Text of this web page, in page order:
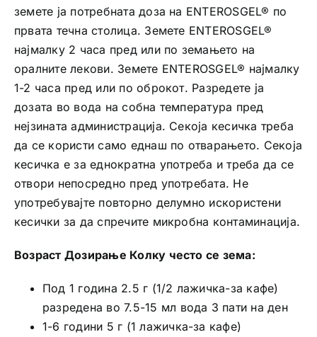
земете ја потребната доза на ENTEROSGEL® по
првата течна столица. Земете ENTEROSGEL®
најмалку 2 часа пред или по земањето на
оралните лекови. Земете ENTEROSGEL® најмалку
1-2 часа пред или по оброкот. Разредете ја
дозата во вода на собна температура пред
нејзината администрација. Секоја кесичка треба
да се користи само еднаш по отварањето. Секоја
кесичка е за еднократна употреба и треба да се
отвори непосредно пред употребата. Не
употребувајте повторно делумно искористени
кесички за да спречите микробна контаминација.
Возраст Дозирање Колку често се зема:
Под 1 година 2.5 г (1/2 лажичка-за кафе)
разредена во 7.5-15 мл вода 3 пати на ден
1-6 години 5 г (1 лажичка-за кафе)